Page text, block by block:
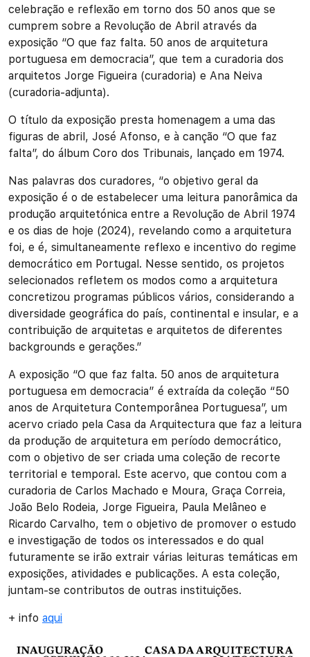
celebração e reflexão em torno dos 50 anos que se
cumprem sobre a Revolução de Abril através da
exposição “O que faz falta. 50 anos de arquitetura
portuguesa em democracia”, que tem a curadoria dos
arquitetos Jorge Figueira (curadoria) e Ana Neiva
(curadoria-adjunta).
O título da exposição presta homenagem a uma das
figuras de abril, José Afonso, e à canção “O que faz
falta”, do álbum Coro dos Tribunais, lançado em 1974.
Nas palavras dos curadores, “o objetivo geral da
exposição é o de estabelecer uma leitura panorâmica da
produção arquitetónica entre a Revolução de Abril 1974
e os dias de hoje (2024), revelando como a arquitetura
foi, e é, simultaneamente reflexo e incentivo do regime
democrático em Portugal. Nesse sentido, os projetos
selecionados refletem os modos como a arquitetura
concretizou programas públicos vários, considerando a
diversidade geográfica do país, continental e insular, e a
contribuição de arquitetas e arquitetos de diferentes
backgrounds e gerações.”
A exposição “O que faz falta. 50 anos de arquitetura
portuguesa em democracia” é extraída da coleção “50
anos de Arquitetura Contemporânea Portuguesa”, um
acervo criado pela Casa da Arquitectura que faz a leitura
da produção de arquitetura em período democrático,
com o objetivo de ser criada uma coleção de recorte
territorial e temporal. Este acervo, que contou com a
curadoria de Carlos Machado e Moura, Graça Correia,
João Belo Rodeia, Jorge Figueira, Paula Melâneo e
Ricardo Carvalho, tem o objetivo de promover o estudo
e investigação de todos os interessados e do qual
futuramente se irão extrair várias leituras temáticas em
exposições, atividades e publicações. A esta coleção,
juntam-se contributos de outras instituições.
+ info aqui